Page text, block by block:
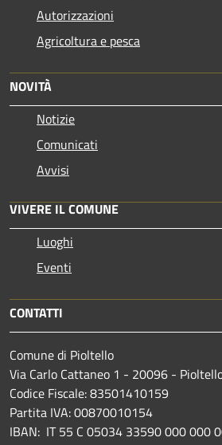
Autorizzazioni
Agricoltura e pesca
NOVITÀ
Notizie
Comunicati
Avvisi
VIVERE IL COMUNE
Luoghi
Eventi
CONTATTI
Comune di Pioltello
Via Carlo Cattaneo 1 - 20096 -
Codice Fiscale: 83501410159
Partita IVA: 00870010154
IBAN: IT 55 C 05034 33590 000 000